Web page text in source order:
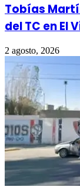
Tobías
del TC en El
2 agosto, 2026